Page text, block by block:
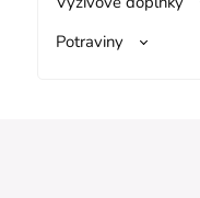
Potraviny